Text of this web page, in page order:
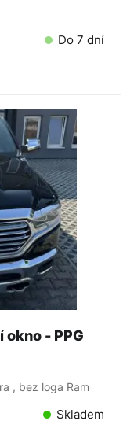
Do 7 dní
, bez loga Ram
Skladem